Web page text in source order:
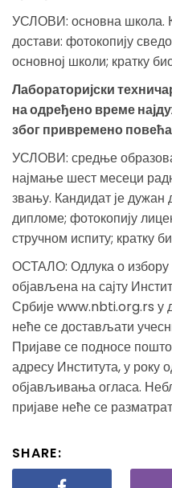
УСЛОВИ: основна школа.
достави: фотокопију
основној школи; кратку
Лабораторијски
на одређено време
због привремено
УСЛОВИ: средње
најмање шест месеци
звању. Кандидат је дужан
дипломе; фотокопију
стручном испиту; кратку
ОСТАЛО: Одлука о избору
објављена на сајту
Србије www.nbti.org.rs у
неће се достављати
Пријаве се подносе
адресу Института, у року
објављивања огласа.
пријаве неће се
SHARE: